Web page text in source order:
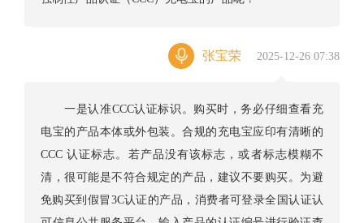
张宝荣 2025-12-26 07:38
一是认准CCC认证标识。购买时，务必仔细查看充
电宝的产品本体或外包装。合规的充电宝应印有清晰的
CCC 认证标志。若产品没有该标志，或者标志模糊不
清，很可能是不符合规定的产品，建议不要购买。为避
免购买到假冒3C认证的产品，消费者可登录全国认证认